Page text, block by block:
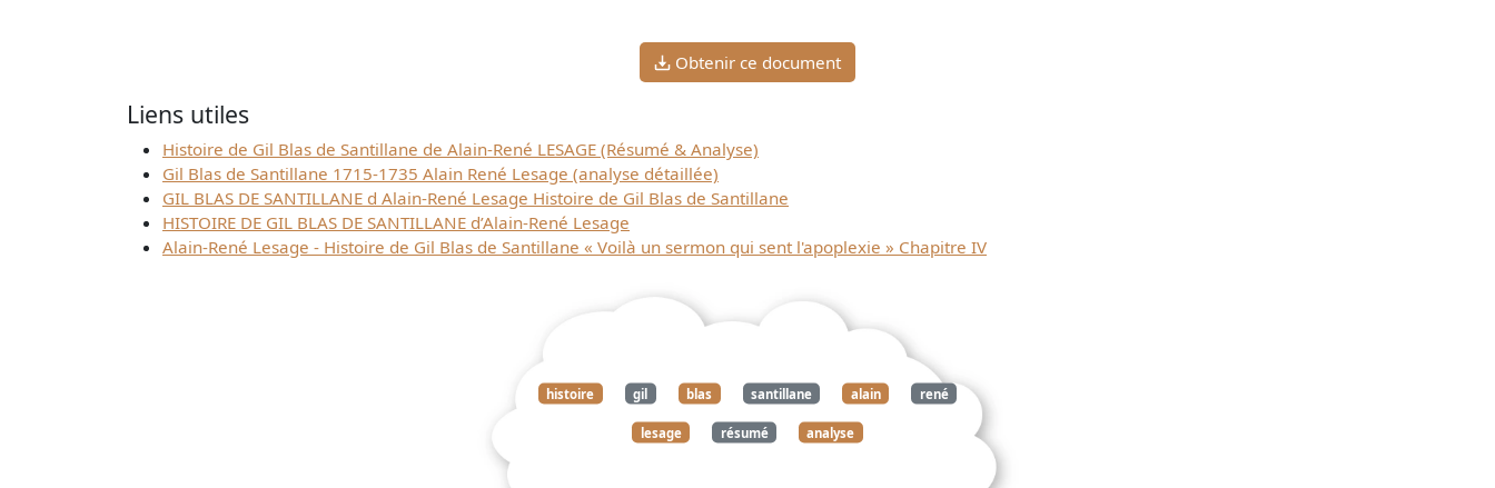
Obtenir ce document
Liens utiles
Histoire de Gil Blas de Santillane de Alain-René LESAGE (Résumé & Analyse)
Gil Blas de Santillane 1715-1735 Alain René Lesage (analyse détaillée)
GIL BLAS DE SANTILLANE d Alain-René Lesage Histoire de Gil Blas de Santillane
HISTOIRE DE GIL BLAS DE SANTILLANE d’Alain-René Lesage
Alain-René Lesage - Histoire de Gil Blas de Santillane « Voilà un sermon qui sent l'apoplexie » Chapitre IV
histoire gil blas santillane alain rené
lesage résumé analyse